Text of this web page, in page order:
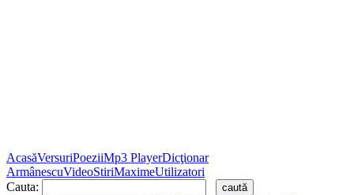
AcasăVersuriPoeziiMp3 PlayerDicţionar
ArmânescuVideoStiriMaximeUtilizatori
Cauta: